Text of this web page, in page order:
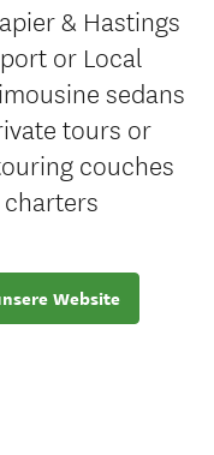
& Hastings
or Local
sedans
tours or
couches
Website